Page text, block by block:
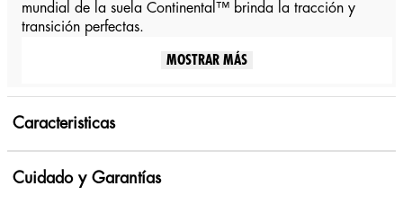
mundial de la suela Continental™ brinda la tracción y
transición perfectas.
MOSTRAR MÁS
Caracteristicas
Cuidado y Garantías